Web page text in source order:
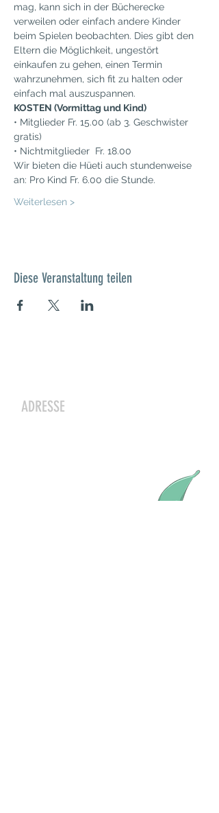
mag, kann sich in der Bücherecke
verweilen oder einfach andere Kinder
beim Spielen beobachten. Dies gibt den
Eltern die Möglichkeit, ungestört
einkaufen zu gehen, einen Termin
wahrzunehmen, sich fit zu halten oder
einfach mal auszuspannen.
KOSTEN (Vormittag und Kind)
• Mitglieder Fr. 15.00 (ab 3. Geschwister
gratis)
• Nichtmitglieder  Fr. 18.00
Wir bieten die Hüeti auch stundenweise
an: Pro Kind Fr. 6.00 die Stunde.
Weiterlesen >
Diese Veranstaltung teilen
ADRESSE